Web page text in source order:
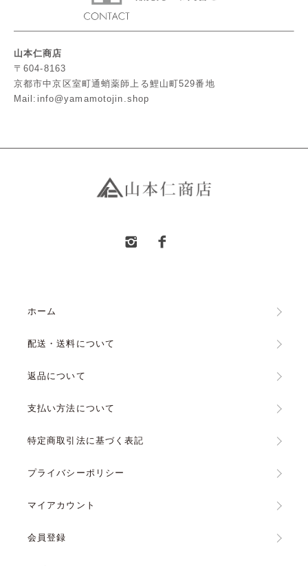
山本仁商店
〒604-8163
京都市中京区室町通蛸薬師上る鯉山町529番地
Mail:info@yamamotojin.shop
ホーム
配送・送料について
返品について
支払い方法について
特定商取引法に基づく表記
プライバシーポリシー
マイアカウント
会員登録